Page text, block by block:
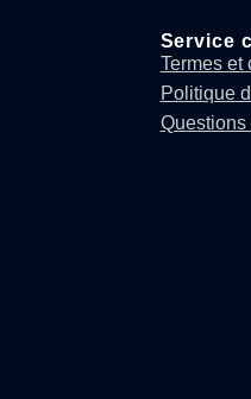
Service
Termes et
Politique
Questions